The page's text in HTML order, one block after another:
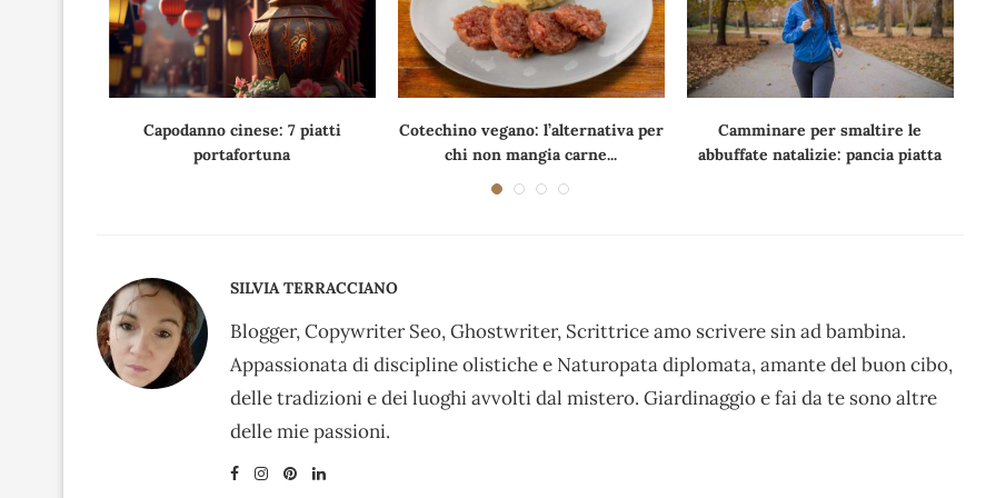
Capodanno cinese: 7 piatti
portafortuna
Cotechino vegano: l’alternativa per
chi non mangia carne...
Camminare per smaltire le
abbuffate natalizie: pancia piatta
SILVIA TERRACCIANO
Blogger, Copywriter Seo, Ghostwriter, Scrittrice amo scrivere sin ad bambina.
Appassionata di discipline olistiche e Naturopata diplomata, amante del buon cibo,
delle tradizioni e dei luoghi avvolti dal mistero. Giardinaggio e fai da te sono altre
delle mie passioni.